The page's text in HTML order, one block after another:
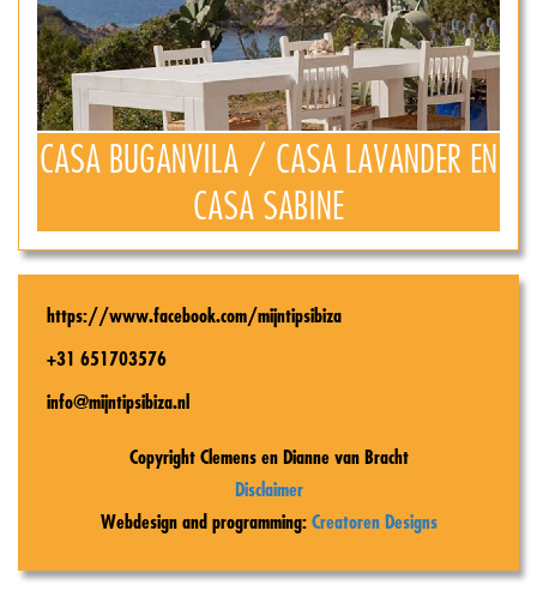
CASA BUGANVILA / CASA LAVANDER EN
CASA SABINE
https://www.facebook.com/mijntipsibiza
+31 651703576
info@mijntipsibiza.nl
Copyright Clemens en Dianne van Bracht
Disclaimer
Webdesign and programming: Creatoren Designs